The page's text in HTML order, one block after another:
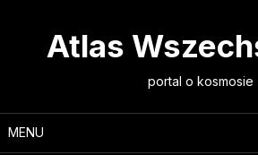
Atlas
portal o kosmosie
MENU